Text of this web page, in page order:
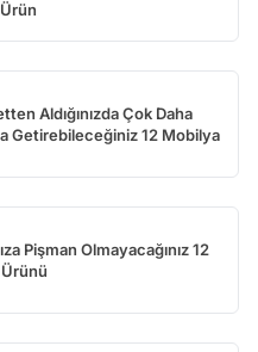
Aldığınızda Çok Daha
Getirebileceğiniz 12 Mobilya
Pişman Olmayacağınız 12